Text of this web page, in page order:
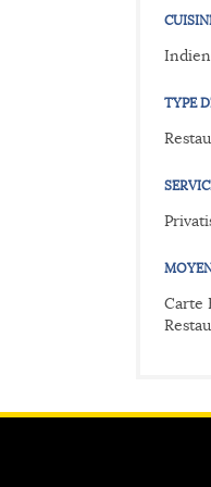
TYPE
Carte